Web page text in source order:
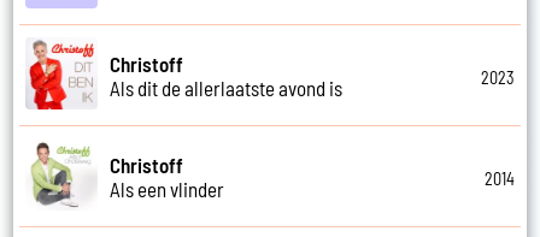
Christoff
Als dit de allerlaatste avond is
2023
Christoff
Als een vlinder
2014